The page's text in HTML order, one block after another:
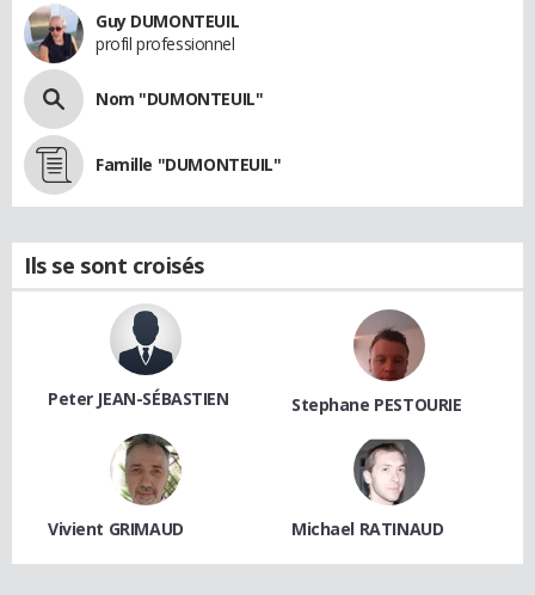
Guy DUMONTEUIL
profil professionnel
Nom "DUMONTEUIL"
Famille "DUMONTEUIL"
Ils se sont croisés
Peter JEAN-SÉBASTIEN Stephane PESTOURIE
Vivient GRIMAUD Michael RATINAUD